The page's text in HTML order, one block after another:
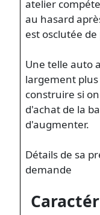
atelier
au hasard
est osclutée de
Une telle auto
largement plus
construire si
d'achat de la
d'augmenter.
Détails de sa
demande